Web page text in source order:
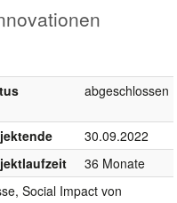
abgeschlossen
30.09.2022
36 Monate
Social Impact von